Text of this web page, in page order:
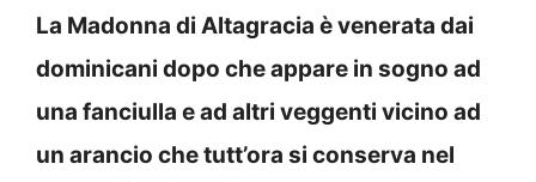
La Madonna di Altagracia è venerata dai
dominicani dopo che appare in sogno ad
una fanciulla e ad altri veggenti vicino ad
un arancio che tutt’ora si conserva nel